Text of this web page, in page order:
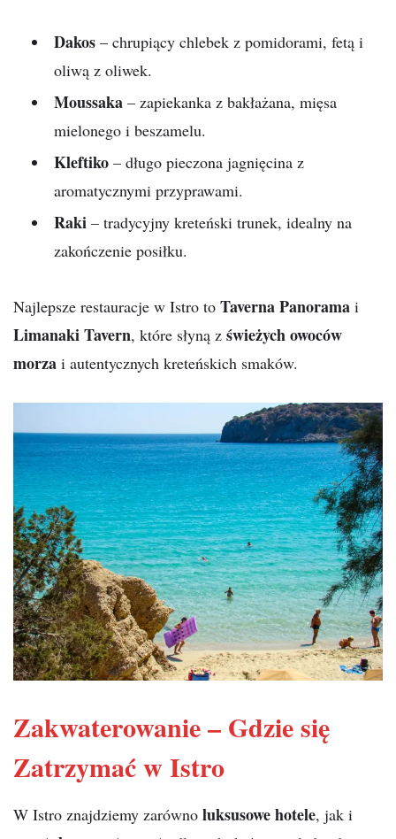
Dakos – chrupiący chlebek z pomidorami, fetą i
oliwą z oliwek.
Moussaka – zapiekanka z bakłażana, mięsa
mielonego i beszamelu.
Kleftiko – długo pieczona jagnięcina z
aromatycznymi przyprawami.
Raki – tradycyjny kreteński trunek, idealny na
zakończenie posiłku.
Najlepsze restauracje w Istro to Taverna Panorama i
Limanaki Tavern, które słyną z świeżych owoców
morza i autentycznych kreteńskich smaków.
Zakwaterowanie – Gdzie się
Zatrzymać w Istro
W Istro znajdziemy zarówno luksusowe hotele, jak i